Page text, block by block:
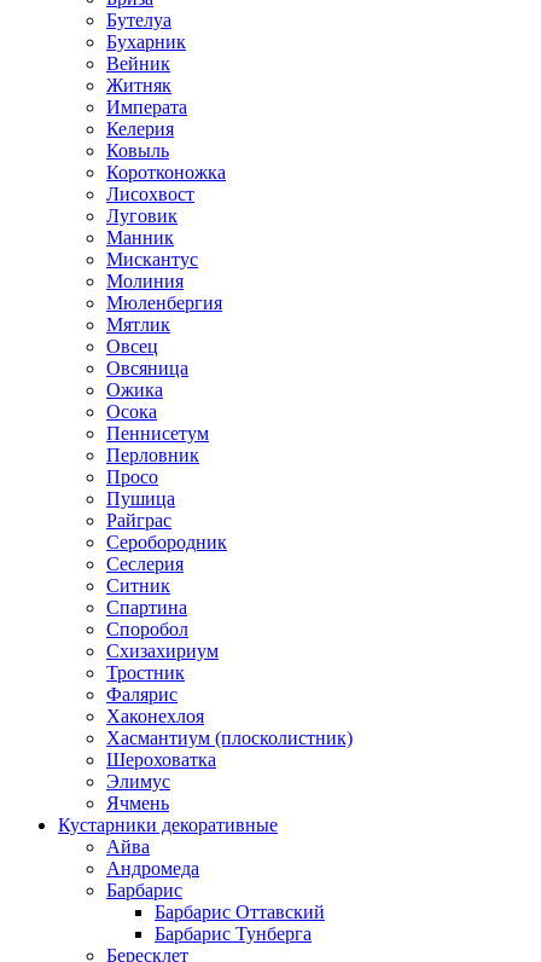
Бутелуа
Бухарник
Вейник
Житняк
Императа
Келерия
Ковыль
Коротконожка
Лисохвост
Луговик
Манник
Мискантус
Молиния
Мюленбергия
Мятлик
Овсец
Овсяница
Ожика
Осока
Пеннисетум
Перловник
Просо
Пушица
Райграс
Серобородник
Сеслерия
Ситник
Спартина
Споробол
Схизахириум
Тростник
Фалярис
Хаконехлоя
Хасмантиум (плосколистник)
Шероховатка
Элимус
Ячмень
Кустарники декоративные
Айва
Андромеда
Барбарис
Барбарис Оттавский
Барбарис Тунберга
Бересклет